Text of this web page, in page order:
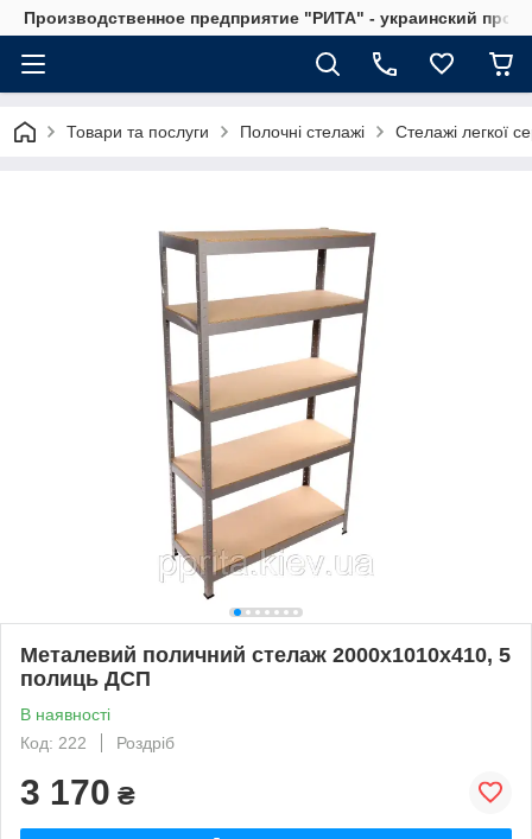
Производственное предприятие "РИТА" - украинский
Товари та послуги Полочні стелажі Стелажі легкої
Металевий поличний стелаж 2000х1010х410, 5
полиць ДСП
В наявності
Код: 222
Роздріб
3 170 ₴